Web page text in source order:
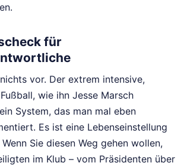
für
vor. Der extrem intensive,
wie ihn Jesse Marsch
System, das man mal eben
Es ist eine Lebenseinstellung
Sie diesen Weg gehen wollen,
im Klub – vom Präsidenten über